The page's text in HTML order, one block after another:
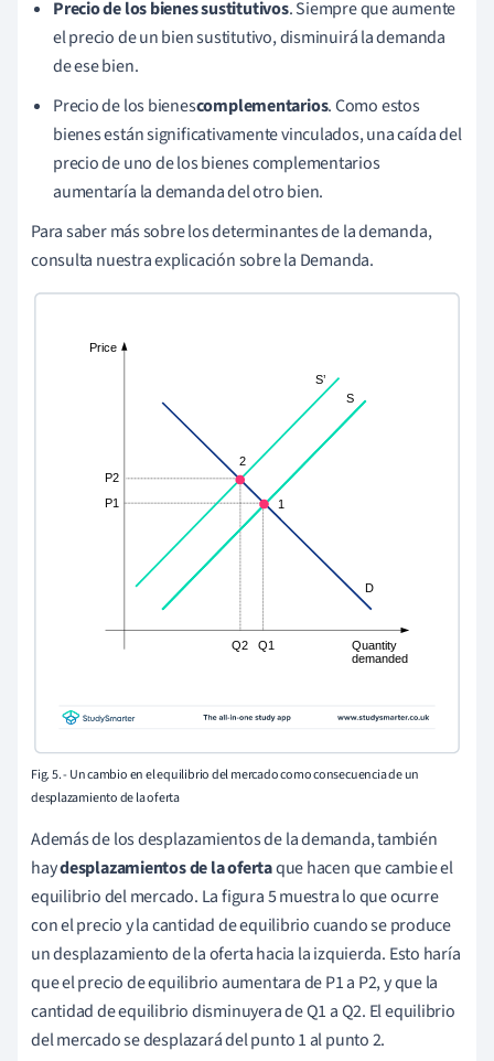
Precio de los bienes sustitutivos. Siempre que aumente
el precio de un bien sustitutivo, disminuirá la demanda
de ese bien.
Precio de los bienescomplementarios. Como estos
bienes están significativamente vinculados, una caída del
precio de uno de los bienes complementarios
aumentaría la demanda del otro bien.
Para saber más sobre los determinantes de la demanda,
consulta nuestra explicación sobre la Demanda.
Fig. 5. - Un cambio en el equilibrio del mercado como consecuencia de un
desplazamiento de la oferta
Además de los desplazamientos de la demanda, también
haydesplazamientos de la ofertaque hacen que cambie el
equilibrio del mercado. La figura 5 muestra lo que ocurre
con el precio y la cantidad de equilibrio cuando se produce
un desplazamiento de la oferta hacia la izquierda. Esto haría
que el precio de equilibrio aumentara de P1 a P2, y que la
cantidad de equilibrio disminuyera de Q1 a Q2. El equilibrio
del mercado se desplazará del punto 1 al punto 2.